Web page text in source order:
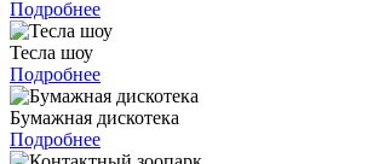
Подробнее
Тесла шоу
Подробнее
Бумажная дискотека
Подробнее